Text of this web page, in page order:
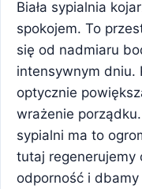
Biała sypialnia
spokojem. To
się od nadmiaru
intensywnym dniu.
optycznie
wrażenie
sypialni ma to
tutaj regenerujemy
odporność i